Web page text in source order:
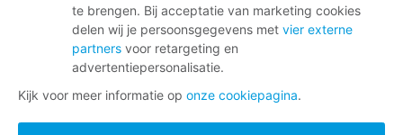
Privacy
te brengen. Bij acceptatie van marketing cookies
delen wij je persoonsgegevens met vier externe
partners voor retargeting en
advertentiepersonalisatie.
Kijk voor meer informatie op onze cookiepagina.